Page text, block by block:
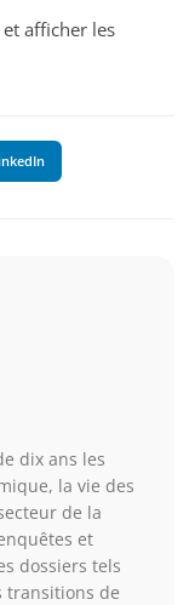
afficher les
dix ans les
la vie des
de la
et
dossiers tels
transitions de